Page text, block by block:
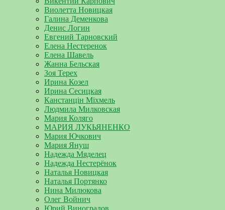
Виолетта Новицкая
Галина Деменкова
Денис Логин
Евгений Тарновский
Елена Нестеренок
Елена Шавель
Жанна Бельская
Зоя Терех
Ирина Козел
Ирина Сесицкая
Канстанцін Міхмель
Людмила Милковская
Мария Коляго
МАРИЯ ЛУКЬЯНЕНКО
Мария Ючкович
Мария Януш
Надежда Мяделец
Надежда Нестерёнок
Наталья Новицкая
Наталья Портянко
Нина Милюкова
Олег Войнич